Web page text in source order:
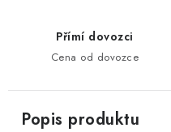
Přímí dovozci
Cena od dovozce
Popis produktu